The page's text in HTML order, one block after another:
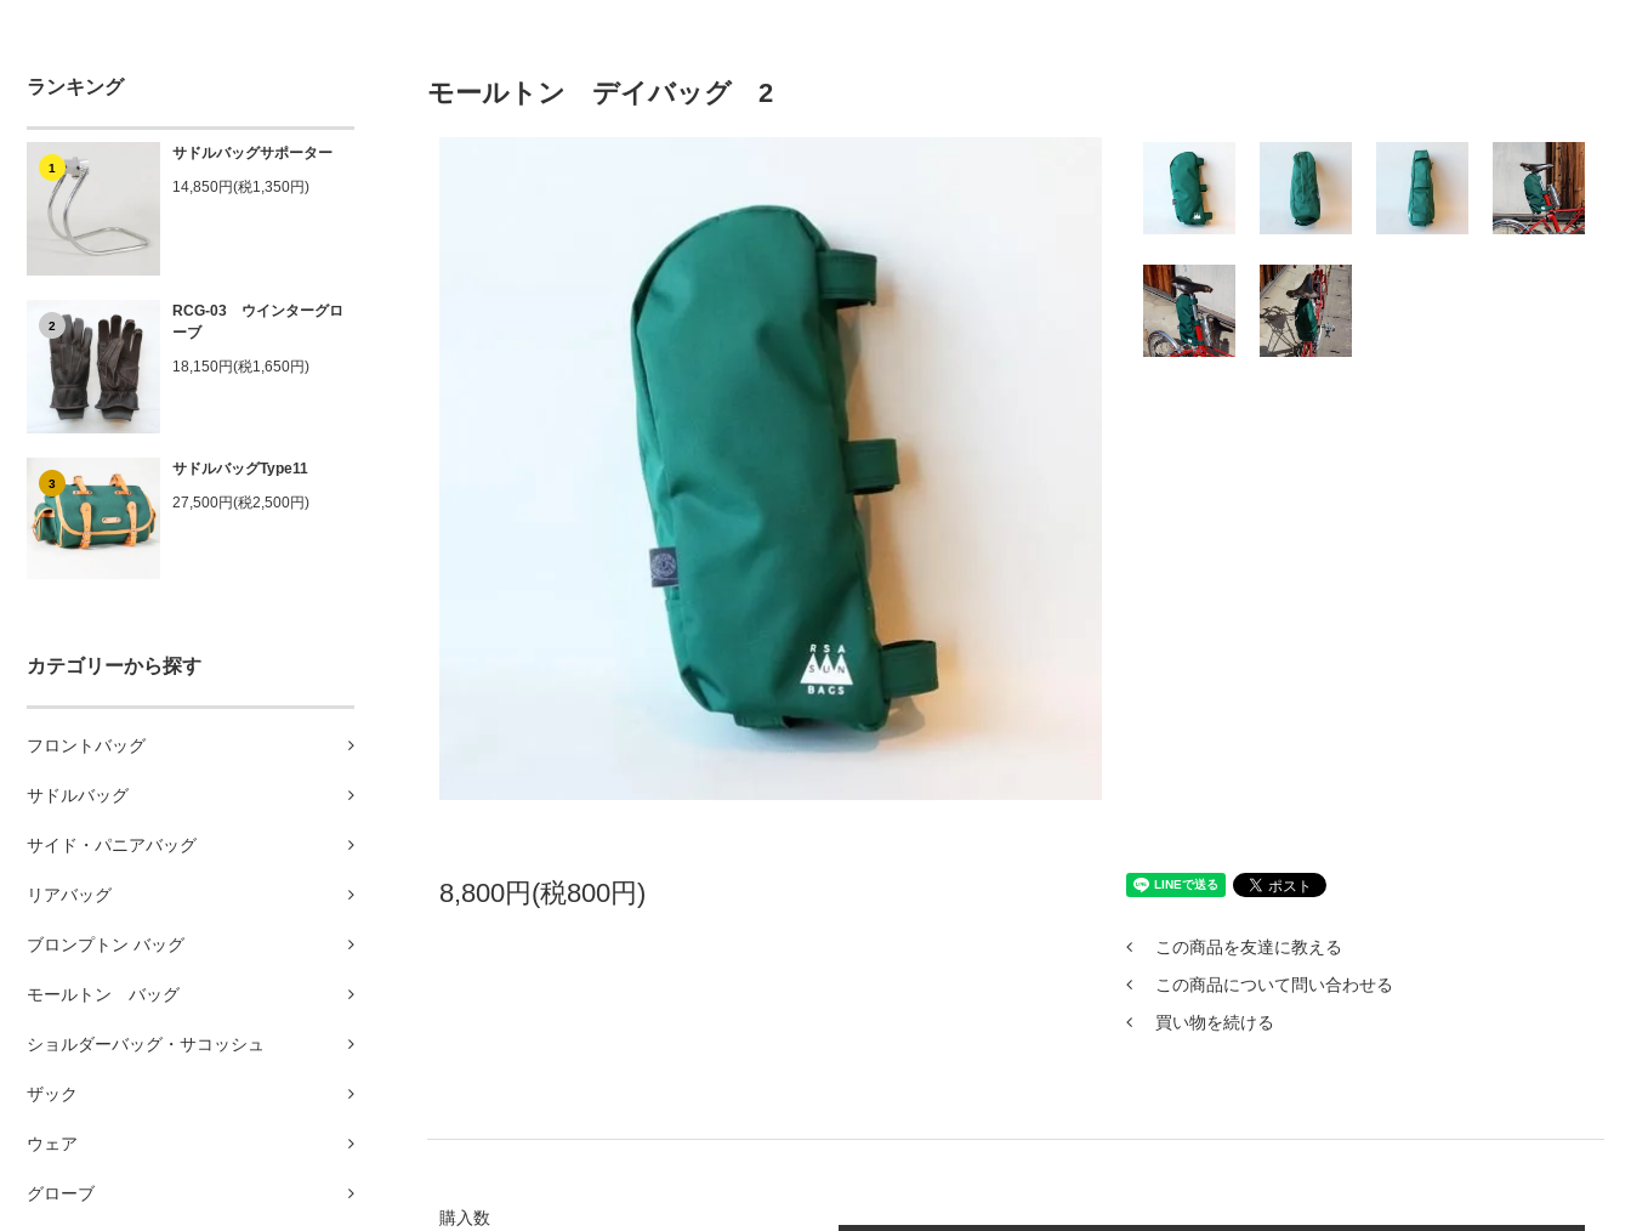
ランキング
1
サドルバッグサポーター
14,850円(税1,350円)
2
RCG-03 ウインターグロ
ーブ
18,150円(税1,650円)
3
サドルバッグType11
27,500円(税2,500円)
カテゴリーから探す
フロントバッグ
サドルバッグ
サイド・パニアバッグ
リアバッグ
ブロンプトン バッグ
モールトン バッグ
ショルダーバッグ・サコッシュ
ザック
ウェア
グローブ
モールトン デイバッグ 2
8,800円(税800円)
この商品を友達に教える
この商品について問い合わせる
買い物を続ける
購入数